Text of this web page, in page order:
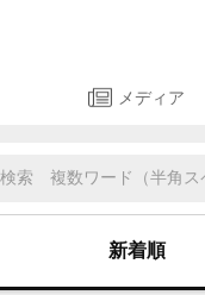
メディア
新着順